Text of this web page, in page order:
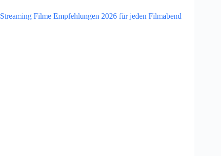
Streaming Filme Empfehlungen 2026 für jeden Filmabend